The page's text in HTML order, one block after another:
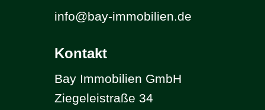
info@bay-immobilien.de
Kontakt
Bay Immobilien GmbH
Ziegeleistraße 34